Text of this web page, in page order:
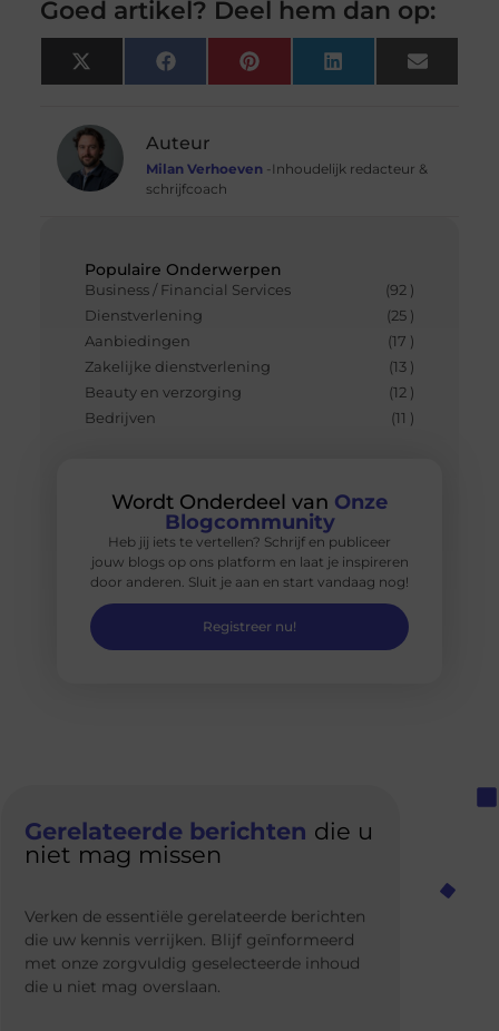
Populaire Onderwerpen
Business / Financial Services
(92 )
Dienstverlening
(25 )
Aanbiedingen
(17 )
Zakelijke dienstverlening
(13 )
Beauty en verzorging
(12 )
Bedrijven
(11 )
Wordt Onderdeel van Onze
Blogcommunity
Heb jij iets te vertellen? Schrijf en publiceer
jouw blogs op ons platform en laat je inspireren
door anderen. Sluit je aan en start vandaag nog!
Registreer nu!
Goed artikel? Deel hem dan op:
X
(Twitter)
FacebookPinterest LinkedIn Email
Auteur
Milan Verhoeven-Inhoudelijk redacteur &
schrijfcoach
Gerelateerde berichten die u
niet mag missen
Verken de essentiële gerelateerde berichten
die uw kennis verrijken. Blijf geïnformeerd
met onze zorgvuldig geselecteerde inhoud
die u niet mag overslaan.